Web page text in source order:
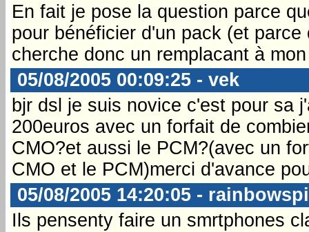
En fait je pose la question parce
pour bénéficier d'un pack (et
cherche donc un remplacant à
05/08/2005 00:09:25 - vek
bjr dsl je suis novice c'est pour sa
200euros avec un forfait de
CMO?et aussi le PCM?(avec un
CMO et le PCM)merci d'avance
05/08/2005 14:20:05 -
Ils pensenty faire un smrtphones